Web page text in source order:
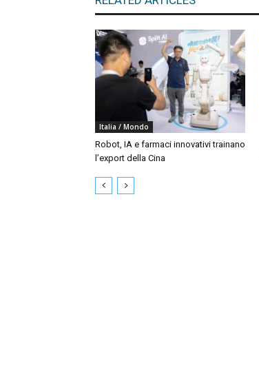
Italia / Mondo
Robot, IA e farmaci innovativi trainano
l’export della Cina